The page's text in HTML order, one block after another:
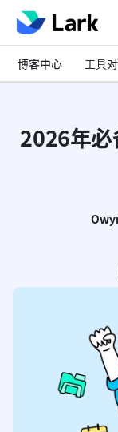
博客中心 工具
2026年
什么是内容日
出色的内容日
您今天就可以
1. 基础版内容
2. 营销内容日